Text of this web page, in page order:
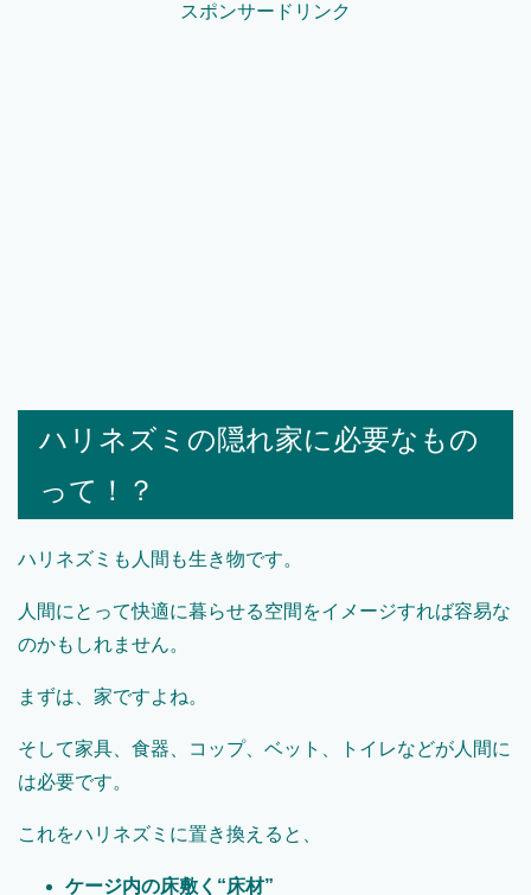
スポンサードリンク
ハリネズミの隠れ家に必要なもの
って！？
ハリネズミも人間も生き物です。
人間にとって快適に暮らせる空間をイメージすれば容易な
のかもしれません。
まずは、家ですよね。
そして家具、食器、コップ、ベット、トイレなどが人間に
は必要です。
これをハリネズミに置き換えると、
ケージ内の床敷く“床材”